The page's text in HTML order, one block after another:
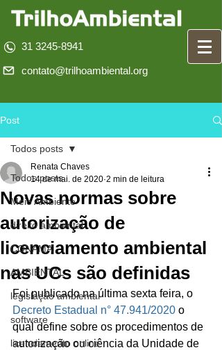
31 3245-8941
contato@trilhoambiental.org
Post
Todos posts
Meio Ambiente
direito ambiental
CONAMA
AMBIENTAL
legislação ambiental
software
licenciamento online
Todos posts
Novas normas sobre
autorização de
licenciamento ambiental
nas UCs são definidas
Renata Chaves
14 de mai. de 2020 2 min de leitura
Foi publicado na última sexta feira, o
Decreto Estadual n° 47.941/2020 o
qual define sobre os procedimentos de
autorização ou ciência da Unidade de